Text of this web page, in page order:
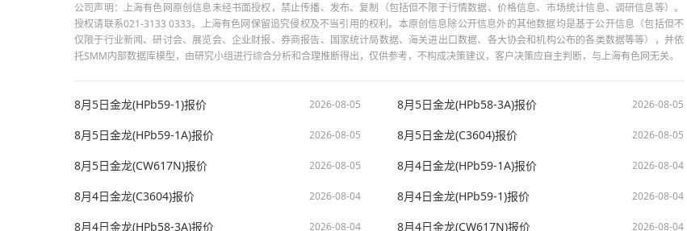
公司声明：上海有色网原创信息未经书面授权，禁止传播、发布、复制（包括但不限于行情数据、价格信息、市场统计信息、调研信息等）。
授权请联系021-3133 0333。上海有色网保留追究侵权及不当引用的权利。本原创信息除公开信息外的其他数据均是基于公开信息（包括但不
仅限于行业新闻、研讨会、展览会、企业财报、券商报告、国家统计局数据、海关进出口数据、各大协会和机构公布的各类数据等等），并依
托SMM内部数据库模型，由研究小组进行综合分析和合理推断得出，仅供参考，不构成决策建议，客户决策应自主判断，与上海有色网无关。
8月5日金龙(HPb59-1)报价 2026-08-05 8月5日金龙(HPb58-3A)报价 2026-08-05
8月5日金龙(HPb59-1A)报价 2026-08-05 8月5日金龙(C3604)报价 2026-08-05
8月5日金龙(CW617N)报价 2026-08-05 8月4日金龙(HPb59-1A)报价 2026-08-04
8月4日金龙(C3604)报价 2026-08-04 8月4日金龙(HPb59-1)报价 2026-08-04
8月4日金龙(HPb58-3A)报价 2026-08-04 8月4日金龙(CW617N)报价 2026-08-04